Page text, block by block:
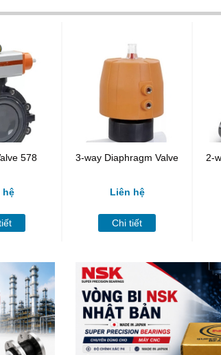
578
hệ
3-way Diaphragm Valve
Liên hệ
Chi tiết
2-